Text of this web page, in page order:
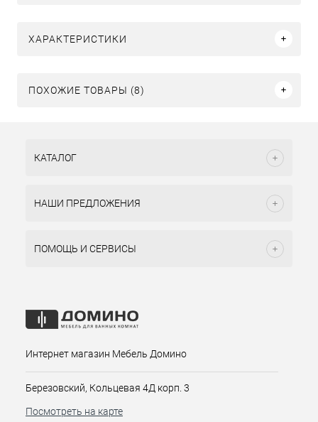
ХАРАКТЕРИСТИКИ
ПОХОЖИЕ ТОВАРЫ (8)
КАТАЛОГ
НАШИ ПРЕДЛОЖЕНИЯ
ПОМОЩЬ И СЕРВИСЫ
Интернет магазин Мебель Домино
Березовский, Кольцевая 4Д корп. 3
Посмотреть на карте